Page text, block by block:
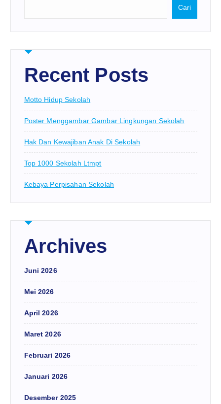
Cari
Recent Posts
Motto Hidup Sekolah
Poster Menggambar Gambar Lingkungan Sekolah
Hak Dan Kewajiban Anak Di Sekolah
Top 1000 Sekolah Ltmpt
Kebaya Perpisahan Sekolah
Archives
Juni 2026
Mei 2026
April 2026
Maret 2026
Februari 2026
Januari 2026
Desember 2025